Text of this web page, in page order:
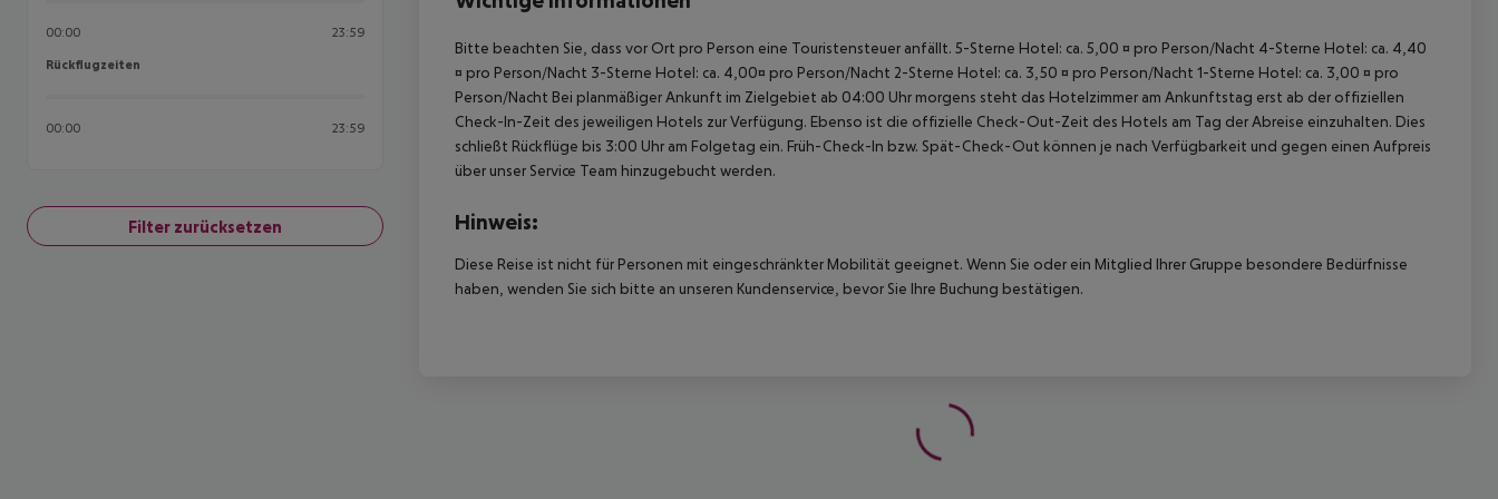
00:00 23:59
Rückflugzeiten
Rückflugzeiten
00:00 23:59
Filter zurücksetzen
Bitte beachten Sie, dass vor Ort pro Person eine Touristensteuer anfällt. 5-Sterne Hotel: ca. 5,00 ¤ pro Person/Nacht 4-Sterne Hotel: ca. 4,40
¤ pro Person/Nacht 3-Sterne Hotel: ca. 4,00¤ pro Person/Nacht 2-Sterne Hotel: ca. 3,50 ¤ pro Person/Nacht 1-Sterne Hotel: ca. 3,00 ¤ pro
Person/Nacht Bei planmäßiger Ankunft im Zielgebiet ab 04:00 Uhr morgens steht das Hotelzimmer am Ankunftstag erst ab der offiziellen
Check-In-Zeit des jeweiligen Hotels zur Verfügung. Ebenso ist die offizielle Check-Out-Zeit des Hotels am Tag der Abreise einzuhalten. Dies
schließt Rückflüge bis 3:00 Uhr am Folgetag ein. Früh-Check-In bzw. Spät-Check-Out können je nach Verfügbarkeit und gegen einen Aufpreis
über unser Service Team hinzugebucht werden.
Hinweis:
Diese Reise ist nicht für Personen mit eingeschränkter Mobilität geeignet. Wenn Sie oder ein Mitglied Ihrer Gruppe besondere Bedürfnisse
haben, wenden Sie sich bitte an unseren Kundenservice, bevor Sie Ihre Buchung bestätigen.